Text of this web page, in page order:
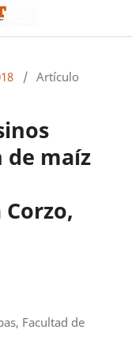
/ Artículo
de maíz
Facultad de